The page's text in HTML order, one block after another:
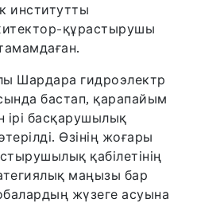
институтты
құрастырушы
Шардара гидроэлектр
бастап, қарапайым
ірі басқарушылық
Өзінің жоғары
қабілетінің
маңызы бар
жүзеге асуына